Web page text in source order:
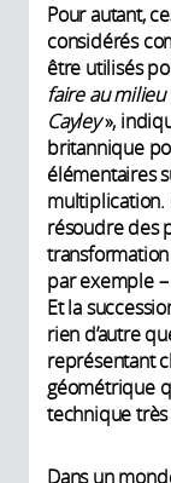
Pour autant,
considérés
être utilisés
faire au milieu
Cayley»,
britannique
élémentaires
multiplication.
résoudre des
par exemple
Et la
rien d’autre
représentant
géométrique
technique
Dans un